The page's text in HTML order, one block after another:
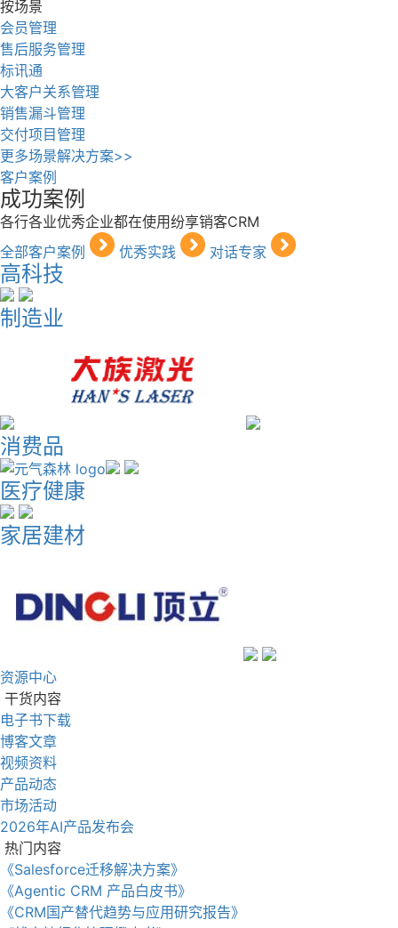
按场景
会员管理
售后服务管理
标讯通
大客户关系管理
销售漏斗管理
交付项目管理
更多场景解决方案>>
客户案例
成功案例
各行各业优秀企业都在使用纷享销客CRM
全部客户案例
优秀实践 对话专家
高科技
制造业
消费品
医疗健康
家居建材
资源中心
干货内容
电子书下载
博客文章
视频资料
产品动态
市场活动
2026年AI产品发布会
热门内容
《Salesforce迁移解决方案》
《Agentic CRM 产品白皮书》
《CRM国产替代趋势与应用研究报告》